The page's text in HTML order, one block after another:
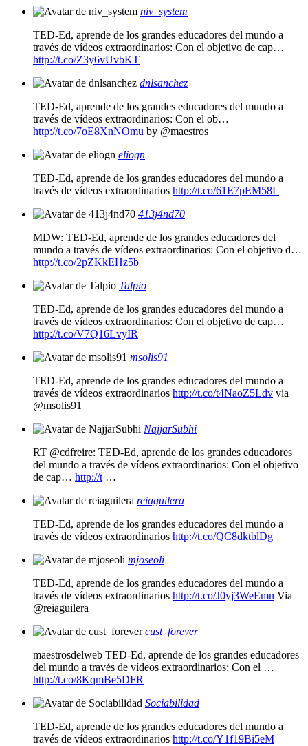
niv_system
TED-Ed, aprende de los grandes educadores del mundo a
través de vídeos extraordinarios: Con el objetivo de cap…
http://t.co/Z3y6vUvbKT
dnlsanchez
TED-Ed, aprende de los grandes educadores del mundo a
través de vídeos extraordinarios: Con el ob…
http://t.co/7oE8XnNOmu by @maestros
eliogn
TED-Ed, aprende de los grandes educadores del mundo a
través de vídeos extraordinarios http://t.co/61E7pEM58L
413j4nd70
MDW: TED-Ed, aprende de los grandes educadores del
mundo a través de vídeos extraordinarios: Con el objetivo d…
http://t.co/2pZKkEHz5b
Talpio
TED-Ed, aprende de los grandes educadores del mundo a
través de vídeos extraordinarios: Con el objetivo de cap…
http://t.co/V7Q16LvyIR
msolis91
TED-Ed, aprende de los grandes educadores del mundo a
través de vídeos extraordinarios http://t.co/t4NaoZ5Ldv via
@msolis91
NajjarSubhi
RT @cdfreire: TED-Ed, aprende de los grandes educadores
del mundo a través de vídeos extraordinarios: Con el objetivo
de cap… http://t…
reiaguilera
TED-Ed, aprende de los grandes educadores del mundo a
través de vídeos extraordinarios http://t.co/QC8dktblDg
mjoseoli
TED-Ed, aprende de los grandes educadores del mundo a
través de vídeos extraordinarios http://t.co/J0yj3WeEmn Via
@reiaguilera
cust_forever
maestrosdelweb TED-Ed, aprende de los grandes educadores
del mundo a través de vídeos extraordinarios: Con el …
http://t.co/8KqmBe5DFR
Sociabilidad
TED-Ed, aprende de los grandes educadores del mundo a
través de vídeos extraordinarios http://t.co/Y1f19Bi5eM